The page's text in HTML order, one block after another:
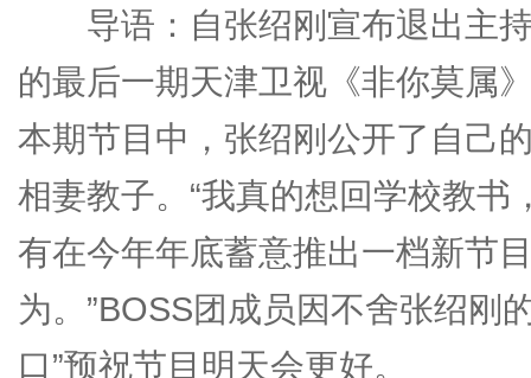
导语：自张绍刚宣布退出主持
的最后一期天津卫视《非你莫属
本期节目中，张绍刚公开了自己
相妻教子。“我真的想回学校教
有在今年年底蓄意推出一档新节
为。”BOSS团成员因不舍张绍刚
口”预祝节目明天会更好。